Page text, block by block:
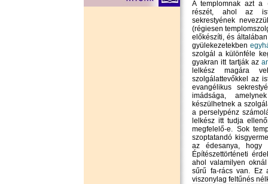
A templomnak azt a
részét, ahol az
sekrestyének
(régiesen
előkészíti, és
gyülekezetekben
szolgál a különféle
gyakran itt tartják az
lelkész magára
szolgálattevőkkel az
evangélikus
imádsága,
készülhetnek a
a perselypénz
lelkész itt tudja
megfelelő-e. Sok
szoptatandó
az édesanya, hogy
Építészettörténeti
ahol valamilyen
sűrű fa-rács van. Ez
viszonylag feltűnés